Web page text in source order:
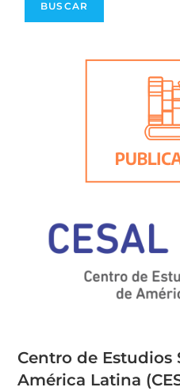
Centro de Estudios
América Latina